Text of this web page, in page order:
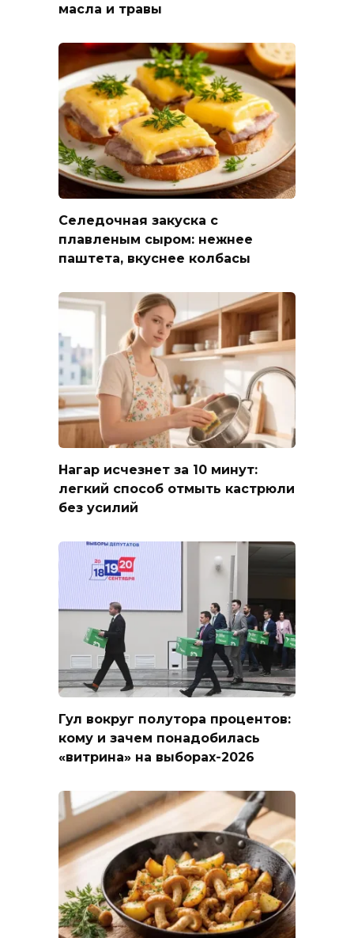
масла и травы
Селедочная закуска с
плавленым сыром: нежнее
паштета, вкуснее колбасы
Нагар исчезнет за 10 минут:
легкий способ отмыть кастрюли
без усилий
Гул вокруг полутора процентов:
кому и зачем понадобилась
«витрина» на выборах-2026